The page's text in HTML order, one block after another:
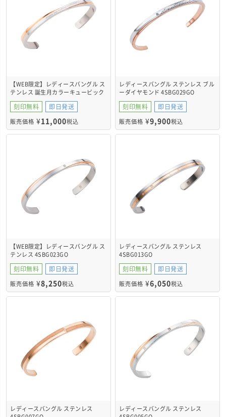
【WEB限定】レディースバングル ス
テンレス 誕生月カラーキュービック
4SBG035GO
刻印無料 即日発送
販売価格 ¥11,000税込
レディースバングル ステンレス ブル
ーダイヤモンド 4SBG029GO
刻印無料 即日発送
販売価格 ¥9,900税込
【WEB限定】レディースバングル ス
テンレス 4SBG023GO
刻印無料 即日発送
販売価格 ¥8,250税込
レディースバングル ステンレス
4SBG013GO
刻印無料 即日発送
販売価格 ¥6,050税込
レディースバングル ステンレス
レディースバングル ステンレス